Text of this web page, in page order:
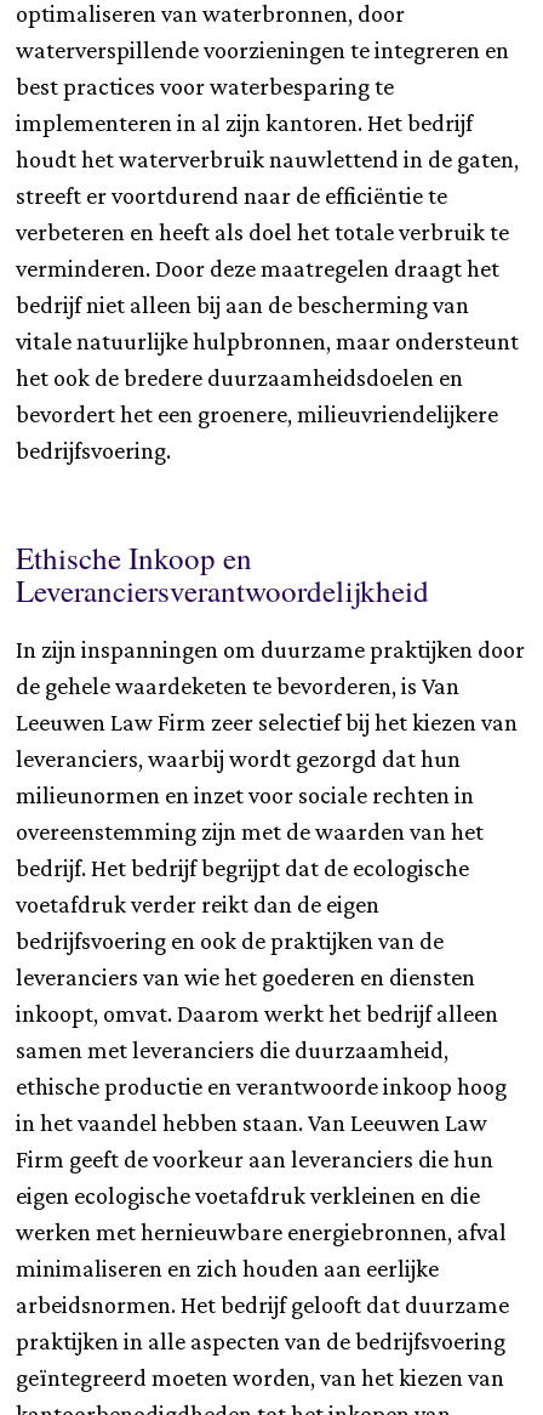
optimaliseren van waterbronnen, door
waterverspillende voorzieningen te integreren en
best practices voor waterbesparing te
implementeren in al zijn kantoren. Het bedrijf
houdt het waterverbruik nauwlettend in de gaten,
streeft er voortdurend naar de efficiëntie te
verbeteren en heeft als doel het totale verbruik te
verminderen. Door deze maatregelen draagt het
bedrijf niet alleen bij aan de bescherming van
vitale natuurlijke hulpbronnen, maar ondersteunt
het ook de bredere duurzaamheidsdoelen en
bevordert het een groenere, milieuvriendelijkere
bedrijfsvoering.
Ethische Inkoop en
Leveranciersverantwoordelijkheid
In zijn inspanningen om duurzame praktijken door
de gehele waardeketen te bevorderen, is Van
Leeuwen Law Firm zeer selectief bij het kiezen van
leveranciers, waarbij wordt gezorgd dat hun
milieunormen en inzet voor sociale rechten in
overeenstemming zijn met de waarden van het
bedrijf. Het bedrijf begrijpt dat de ecologische
voetafdruk verder reikt dan de eigen
bedrijfsvoering en ook de praktijken van de
leveranciers van wie het goederen en diensten
inkoopt, omvat. Daarom werkt het bedrijf alleen
samen met leveranciers die duurzaamheid,
ethische productie en verantwoorde inkoop hoog
in het vaandel hebben staan. Van Leeuwen Law
Firm geeft de voorkeur aan leveranciers die hun
eigen ecologische voetafdruk verkleinen en die
werken met hernieuwbare energiebronnen, afval
minimaliseren en zich houden aan eerlijke
arbeidsnormen. Het bedrijf gelooft dat duurzame
praktijken in alle aspecten van de bedrijfsvoering
geïntegreerd moeten worden, van het kiezen van